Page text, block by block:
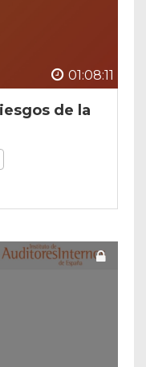
01:08:11
de la